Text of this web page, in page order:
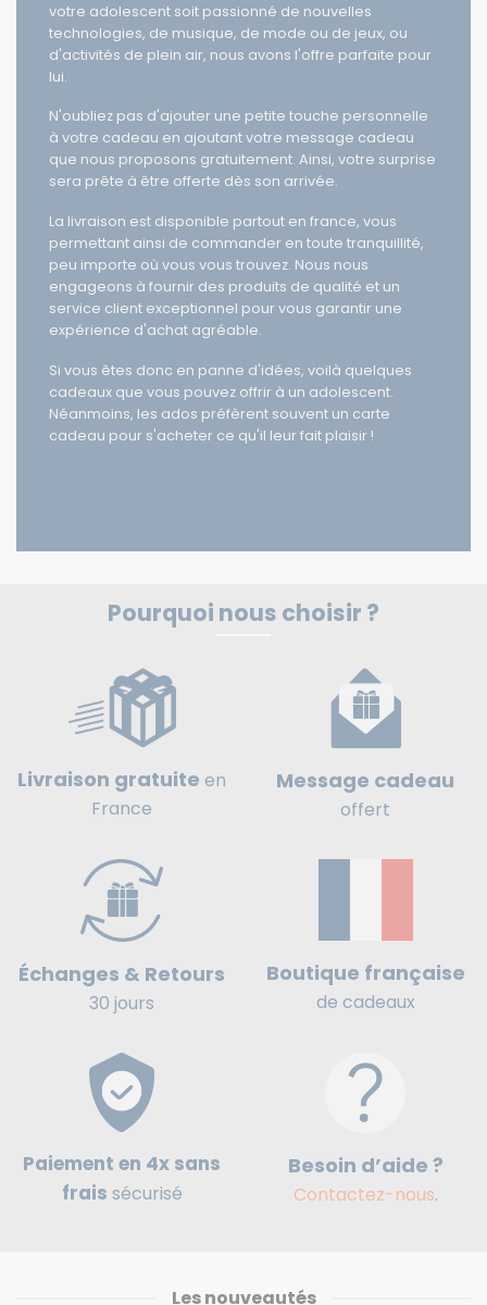
cadeaux qui conviendront à tous les intérêts. Que
votre adolescent soit passionné de nouvelles
technologies, de musique, de mode ou de jeux, ou
d'activités de plein air, nous avons l'offre parfaite pour
N'oubliez pas d'ajouter une petite touche personnelle
à votre cadeau en ajoutant votre message cadeau
que nous proposons gratuitement. Ainsi, votre surprise
La livraison est disponible partout en france, vous
permettant ainsi de commander en toute tranquillité,
peu importe où vous vous trouvez. Nous nous
engageons à fournir des produits de qualité et un
service client exceptionnel pour vous garantir une
Si vous êtes donc en panne d'idées, voilà quelques
cadeaux que vous pouvez offrir à un adolescent.
Néanmoins, les ados préfèrent souvent un carte
Pourquoi nous choisir ?
Livraison gratuite Message cadeau
Échanges & Retours Boutique française
Paiement en 4x sans
Besoin d’aide ?